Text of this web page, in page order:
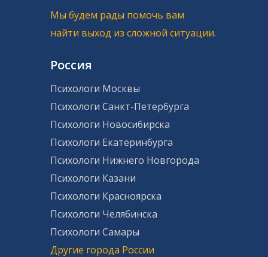
Мы будем рады помочь вам
найти выход из сложной ситуации.
Россия
Психологи Москвы
Психологи Санкт-Петербурга
Психологи Новосибирска
Психологи Екатеринбурга
Психологи Нижнего Новгорода
Психологи Казани
Психологи Красноярска
Психологи Челябинска
Психологи Самары
Другие города России